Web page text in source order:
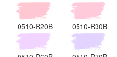
0510-R20B 0510-R30B